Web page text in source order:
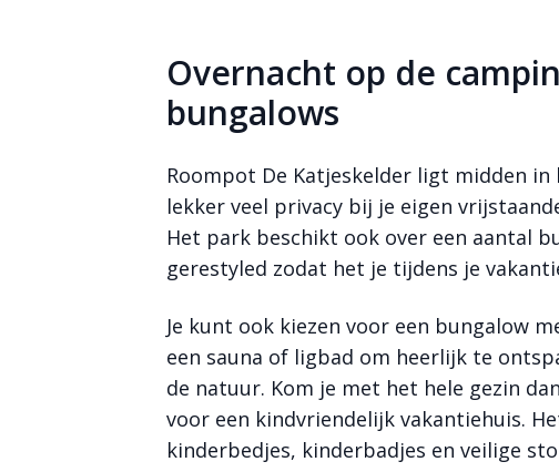
Overnacht op de
bungalows
Roompot De Katjeskelder ligt midden
lekker veel privacy bij je eigen
Het park beschikt ook over een aantal
gerestyled zodat het je tijdens je
Je kunt ook kiezen voor een bungalow
een sauna of ligbad om heerlijk te
de natuur. Kom je met het hele gezin
voor een kindvriendelijk vakantiehuis.
kinderbedjes, kinderbadjes en veilige